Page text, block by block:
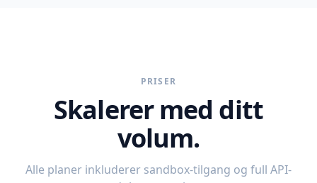
PRISER
Skalerer med ditt
volum.
Alle planer inkluderer sandbox-tilgang og full API-